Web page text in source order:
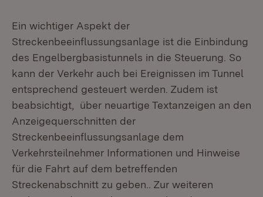
Ein wichtiger Aspekt der
Streckenbeeinflussungsanlage ist die Einbindung
des Engelbergbasistunnels in die Steuerung. So
kann der Verkehr auch bei Ereignissen im Tunnel
entsprechend gesteuert werden. Zudem ist
beabsichtigt, über neuartige Textanzeigen an den
Anzeigequerschnitten der
Streckenbeeinflussungsanlage dem
Verkehrsteilnehmer Informationen und Hinweise
für die Fahrt auf dem betreffenden
Streckenabschnitt zu geben.. Zur weiteren